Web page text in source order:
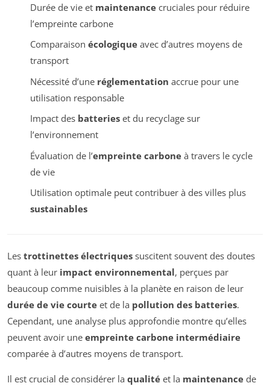
Durée de vie et maintenancecruciales pour réduire
l’empreinte carbone
Comparaison écologiqueavec d’autres moyens de
transport
Nécessité d’une réglementation accrue pour une
utilisation responsable
Impact des batterieset du recyclage sur
l’environnement
Évaluation de l’empreinte carboneà travers le cycle
de vie
Utilisation optimale peut contribuer à des villes plus
sustainables
Les trottinettes électriques suscitent souvent des doutes
quant à leur impact environnemental, perçues par
beaucoup comme nuisibles à la planète en raison de leur
durée de vie courte et de la pollution des batteries.
Cependant, une analyse plus approfondie montre qu’elles
peuvent avoir une empreinte carbone intermédiaire
comparée à d’autres moyens de transport.
Il est crucial de considérer la qualité et la maintenance de